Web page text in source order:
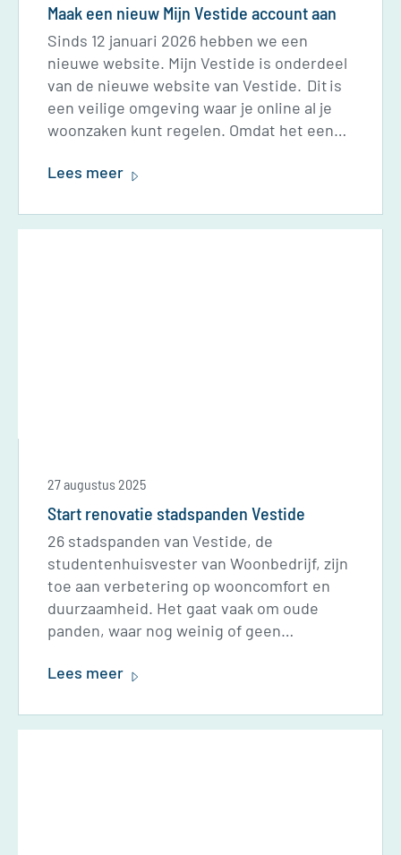
Maak een nieuw Mijn Vestide account aan
Sinds 12 januari 2026 hebben we een
nieuwe website. Mijn Vestide is onderdeel
van de nieuwe website van Vestide. Dit is
een veilige omgeving waar je online al je
woonzaken kunt regelen. Omdat het een
éénmalig een nieuw account aan te maken.
Lees meer
27 augustus 2025
Start renovatie stadspanden Vestide
26 stadspanden van Vestide, de
studentenhuisvester van Woonbedrijf, zijn
toe aan verbetering op wooncomfort en
duurzaamheid. Het gaat vaak om oude
panden, waar nog weinig of geen
Daar komt nu verandering in. Na een lange
start in het eerste pand in de Prins
Lees meer